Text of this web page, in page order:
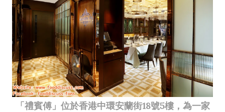
「禮賓傅」位於香港中環安蘭街18號5樓，為一家